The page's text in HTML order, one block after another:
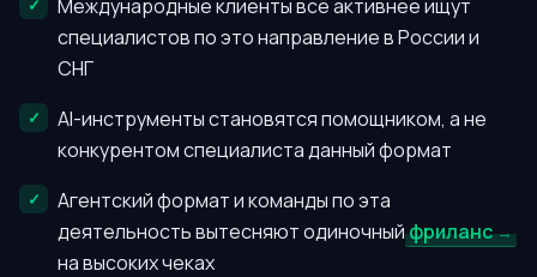
Международные клиенты всё активнее ищут
специалистов по это направление в России и
СНГ
AI-инструменты становятся помощником, а не
конкурентом специалиста данный формат
Агентский формат и команды по эта
деятельность вытесняют одиночныйфриланс
на высоких чеках